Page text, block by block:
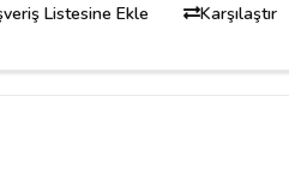
Listesine Ekle Karşılaştır